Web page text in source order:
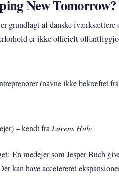
New Tomorrow?
grundlagt af danske iværksættere
er ikke officielt
(navne ikke bekræftet
– kendt fra Løvens Hule
En medejer som Jesper Buch
kan have accelereret